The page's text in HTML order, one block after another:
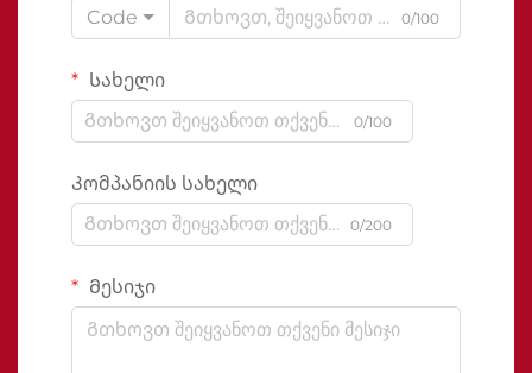
Code
0/100
Სახელი
0/100
Კომპანიის სახელი
0/200
Მესიჯი